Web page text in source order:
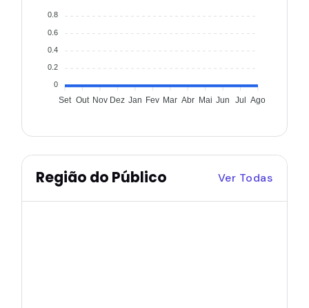
0.8
0.6
0.4
0.2
0
Set Out Nov Dez Jan Fev Mar Abr Mai Jun Jul Ago
Região do Público Ver Todas